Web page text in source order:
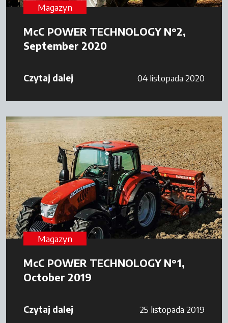
Magazyn
McC POWER TECHNOLOGY N°2,
September 2020
Czytaj dalej 04 listopada 2020
Magazyn
McC POWER TECHNOLOGY N°1,
October 2019
Czytaj dalej 25 listopada 2019